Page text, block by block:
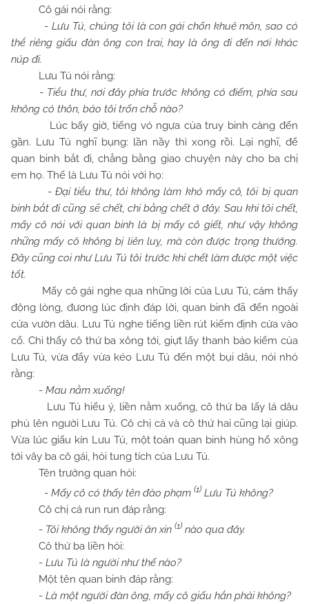
Cô gái nói rằng:
- Lưu Tú, chúng tôi là con gái chốn khuê môn, sao có
thể riêng giấu đàn ông con trai, hay là ông đi đến nơi khác
núp đi.
Lưu Tú nói rằng:
- Tiểu thư, nơi đây phía trước không có điếm, phía sau
không có thôn, bảo tôi trốn chỗ nào?
Lúc bấy giờ, tiếng vó ngựa của truy binh càng đến
gần. Lưu Tú nghĩ bụng: lần nầy thì xong rồi. Lại nghĩ, để
quan binh bắt đi, chẳng bằng giao chuyện này cho ba chị
em họ. Thế là Lưu Tú nói với họ:
- Đại tiểu thư, tôi không làm khó mấy cô, tôi bị quan
binh bắt đi cũng sẽ chết, chi bằng chết ở đây. Sau khi tôi chết,
mấy cô nói với quan binh là bị mấy cô giết, như vậy không
những mấy cô không bị liên luỵ, mà còn được trọng thưởng.
Đây cũng coi như Lưu Tú tôi trước khi chết làm được một việc
tốt.
Mấy cô gái nghe qua những lời của Lưu Tú, cảm thấy
động lòng, đương lúc định đáp lời, quan binh đã đến ngoài
cửa vườn dâu. Lưu Tú nghe tiếng liền rút kiếm định cứa vào
cổ. Chỉ thấy cô thứ ba xông tới, giựt lấy thanh bảo kiếm của
Lưu Tú, vừa đẩy vừa kéo Lưu Tú đến một bụi dâu, nói nhỏ
rằng:
- Mau nằm xuống!
Lưu Tú hiểu ý, liền nằm xuống, cô thứ ba lấy lá dâu
phủ lên người Lưu Tú. Cô chị cả và cô thứ hai cũng lại giúp.
Vừa lúc giấu kín Lưu Tú, một toán quan binh hùng hổ xông
tới vây ba cô gái, hỏi tung tích của Lưu Tú.
Tên trưởng quan hỏi:
- Mấy cô có thấy tên đào phạm (1) Lưu Tú không?
Cô chị cả run run đáp rằng:
- Tôi không thấy người ăn xin (1) nào qua đây.
Cô thứ ba liền hỏi:
- Lưu Tú là người như thế nào?
Một tên quan binh đáp rằng:
- Là một người đàn ông, mấy cô giấu hắn phải không?